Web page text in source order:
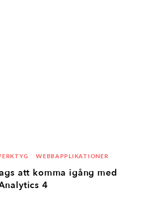
WEBBAPPLIKATIONER
att komma igång med
4